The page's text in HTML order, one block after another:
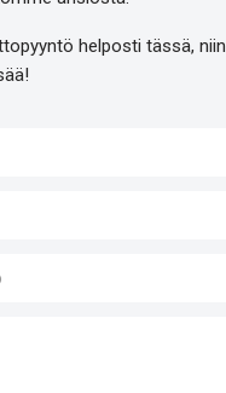
helposti tässä, niin